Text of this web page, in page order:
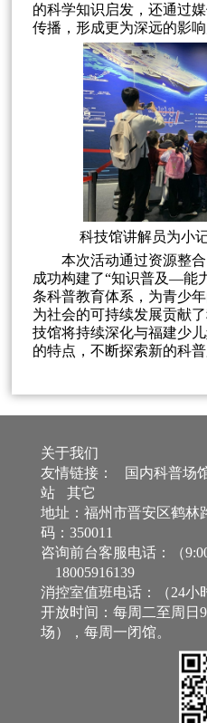
的科学知识启发，还通过
传播，形成更为深远的影响
科技馆讲解员为小
本次活动通过资源整合
成功构建了“知识普及—能
条科普教育体系，为青少
为社会的可持续发展贡献
技馆将持续深化与福建少
的特点，不断探索新的科普
关于我们
友情链接：
国内科普场
站
其它
地址：福州市晋安区鹤林
码：350011
咨询前台客服电话：（
18005916139
消控室值班电话：（24小
开放时间：每周二至周日
场），每周一闭馆。